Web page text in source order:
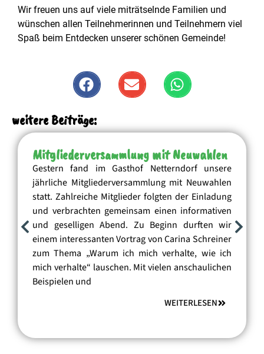
Wir freuen uns auf viele miträtselnde Familien und
wünschen allen Teilnehmerinnen und Teilnehmern viel
Spaß beim Entdecken unserer schönen Gemeinde!
weitere Beiträge:
Mitgliederversammlung mit Neuwahlen
Gestern fand im Gasthof Netterndorf unsere
jährliche Mitgliederversammlung mit Neuwahlen
statt. Zahlreiche Mitglieder folgten der Einladung
und verbrachten gemeinsam einen informativen
und geselligen Abend. Zu Beginn durften wir
einem interessanten Vortrag von Carina Schreiner
zum Thema „Warum ich mich verhalte, wie ich
mich verhalte“ lauschen. Mit vielen anschaulichen
Beispielen und
WEITERLESEN